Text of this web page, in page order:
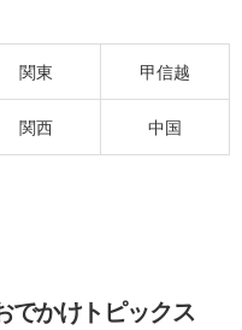
関東 甲信越
関西 中国
でかけトピックス